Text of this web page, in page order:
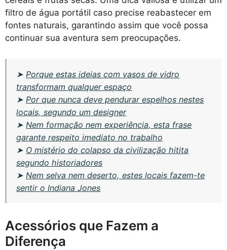
filtro de água portátil caso precise reabastecer em
fontes naturais, garantindo assim que você possa
continuar sua aventura sem preocupações.
➤ Porque estas ideias com vasos de vidro
transformam qualquer espaço
➤ Por que nunca deve pendurar espelhos nestes
locais, segundo um designer
➤ Nem formação nem experiência, esta frase
garante respeito imediato no trabalho
➤ O mistério do colapso da civilização hitita
segundo historiadores
➤ Nem selva nem deserto, estes locais fazem-te
sentir o Indiana Jones
Acessórios que Fazem a
Diferença